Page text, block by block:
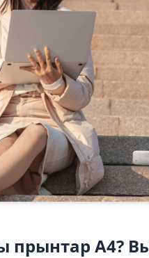
прынтар A4?